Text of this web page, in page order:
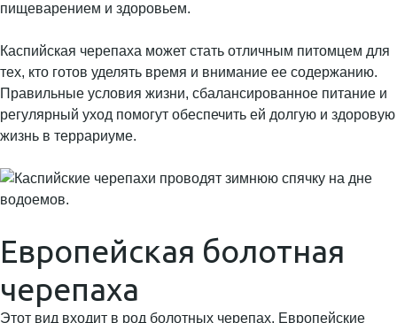
пищеварением и здоровьем.
Каспийская черепаха может стать отличным питомцем для
тех, кто готов уделять время и внимание ее содержанию.
Правильные условия жизни, сбалансированное питание и
регулярный уход помогут обеспечить ей долгую и здоровую
жизнь в террариуме.
Европейская болотная
черепаха
Этот вид входит в род болотных черепах. Европейские